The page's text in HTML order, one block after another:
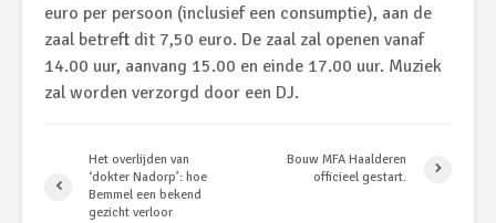
euro per persoon (inclusief een consumptie), aan de
zaal betreft dit 7,50 euro. De zaal zal openen vanaf
14.00 uur, aanvang 15.00 en einde 17.00 uur. Muziek
zal worden verzorgd door een DJ.
Het overlijden van
‘dokter Nadorp’: hoe
Bemmel een bekend
gezicht verloor
Bouw MFA Haalderen
officieel gestart.